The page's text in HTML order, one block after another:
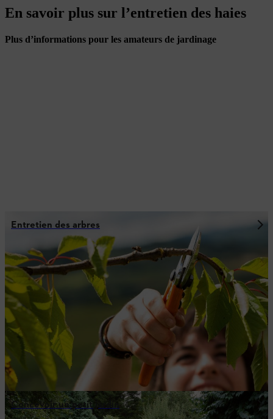
En savoir plus sur l’entretien des haies
Plus d’informations pour les amateurs de jardinage
Entretien des arbres
Concevoir un petit jardin